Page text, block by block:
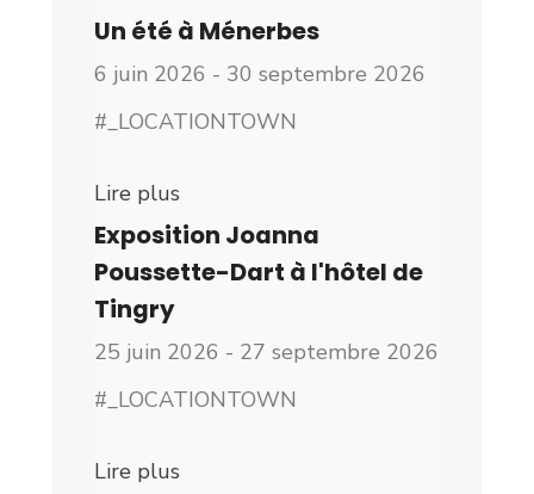
Un été à Ménerbes
6 juin 2026 - 30 septembre 2026
#_LOCATIONTOWN
Lire plus
Exposition Joanna
Poussette-Dart à l'hôtel de
Tingry
25 juin 2026 - 27 septembre 2026
#_LOCATIONTOWN
Lire plus